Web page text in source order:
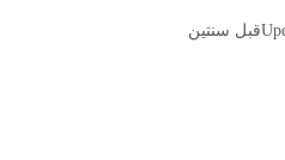
قبل سنتين